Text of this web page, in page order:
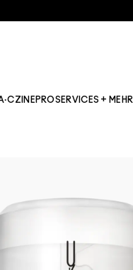
PROSERVICES + MEHR